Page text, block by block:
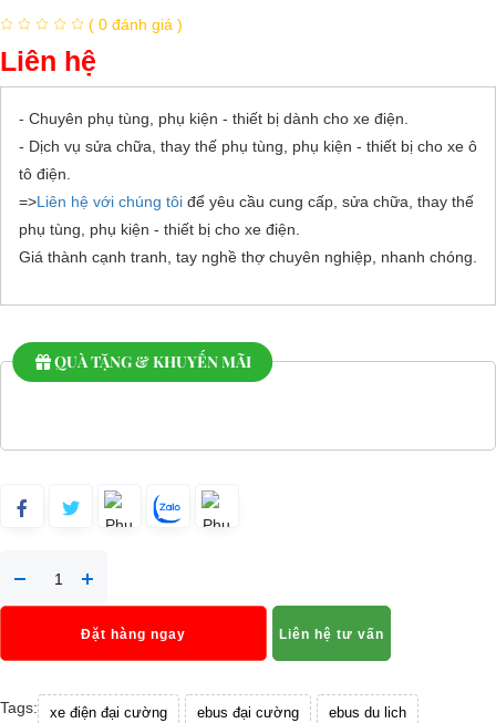
( 0 đánh giá )
Liên hệ
- Chuyên phụ tùng, phụ kiện - thiết bị dành cho xe điện.
- Dịch vụ sửa chữa, thay thế phụ tùng, phụ kiện - thiết bị cho xe ô
tô điện.
=>Liên hệ với chúng tôi để yêu cầu cung cấp, sửa chữa, thay thế
phụ tùng, phụ kiện - thiết bị cho xe điện.
Giá thành cạnh tranh, tay nghề thợ chuyên nghiệp, nhanh chóng.
QUÀ TẶNG & KHUYẾN MÃI
Đặt hàng ngay Liên hệ tư vấn
Tags: xe điện đại cường ebus đại cường ebus du lich